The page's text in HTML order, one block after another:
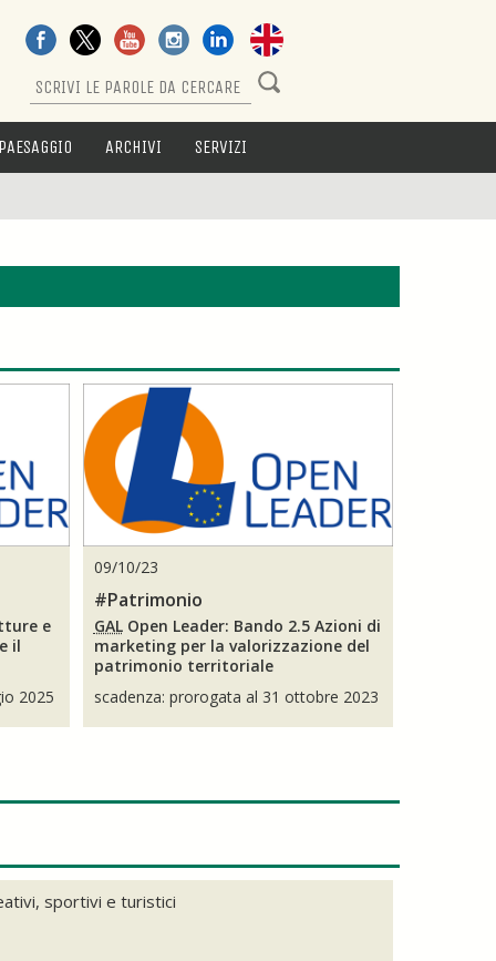
ARCHIVI SERVIZI
e
il
2025
09/10/23
#Patrimonio
GALOpen Leader: Bando 2.5 Azioni di
marketing per la valorizzazione del
patrimonio territoriale
scadenza: prorogata al 31 ottobre 2023
sportivi e turistici